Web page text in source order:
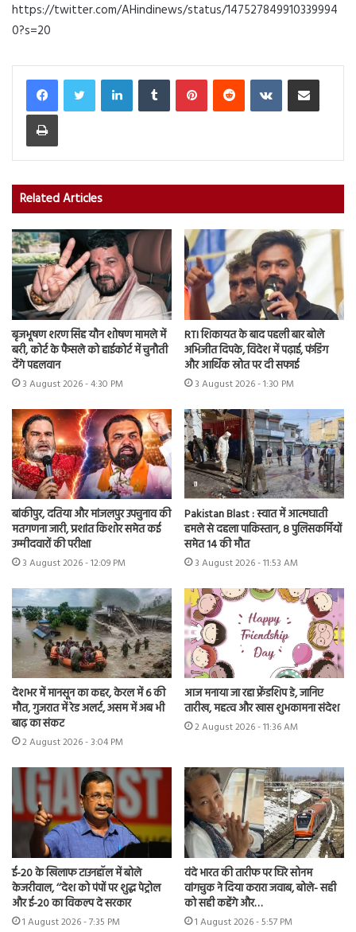
https://twitter.com/AHindinews/status/147527849910339994
0?s=20
LinkedInTumblr PinterestReddit VKontakteShare via Email
Print
Related Articles
बृजभूषण शरण सिंह यौन शोषण मामले में
बरी, कोर्ट के फैसले को हाईकोर्ट में चुनौती
देंगे पहलवान
3 August 2026 - 4:30 PM
RTI शिकायत के बाद पहली बार बोले
अभिजीत दिपके, विदेश में पढ़ाई, फंडिंग
और आर्थिक स्रोत पर दी सफाई
3 August 2026 - 1:30 PM
बांकीपुर, दतिया और मांजलपुर उपचुनाव की
मतगणना जारी, प्रशांत किशोर समेत कई
उम्मीदवारों की परीक्षा
3 August 2026 - 12:09 PM
Pakistan Blast : स्वात में आत्मघाती
हमले से दहला पाकिस्तान, 8 पुलिसकर्मियों
समेत 14 की मौत
3 August 2026 - 11:53 AM
देशभर में मानसून का कहर, केरल में 6 की
मौत, गुजरात में रेड अलर्ट, असम में अब भी
बाढ़ का संकट
2 August 2026 - 3:04 PM
आज मनाया जा रहा फ्रेंडशिप डे, जानिए
तारीख, महत्व और खास शुभकामना संदेश
2 August 2026 - 11:36 AM
ई-20 के खिलाफ टाउनहॉल में बोले
केजरीवाल, ‘‘देश को पंपों पर शुद्ध पेट्रोल
और ई-20 का विकल्प दे सरकार
1 August 2026 - 7:35 PM
वंदे भारत की तारीफ पर घिरे सोनम
वांगचुक ने दिया करारा जवाब, बोले- सही
को सही कहेंगे और…
1 August 2026 - 5:57 PM